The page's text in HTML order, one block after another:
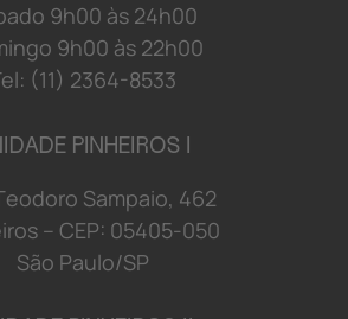
ado 9h00 às 24h00
ngo 9h00 às 22h00
(11) 2364-8533
PINHEIROS I
eodoro Sampaio, 462
iros – CEP: 05405-050
São Paulo/SP